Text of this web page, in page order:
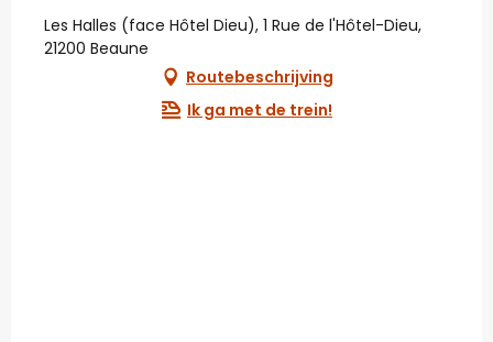
Les Halles (face Hôtel Dieu), 1 Rue de l'Hôtel-Dieu,
21200 Beaune
Routebeschrijving
Ik ga met de trein!